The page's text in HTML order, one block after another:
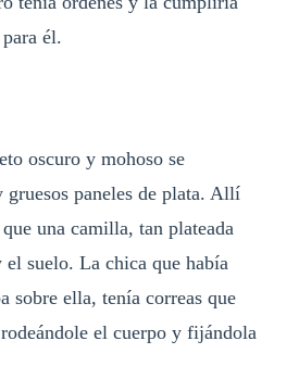
él.
oscuro y mohoso se
paneles de plata. Allí
una camilla, tan plateada
el suelo. La chica que había
sobre ella, tenía correas que
el cuerpo y fijándola